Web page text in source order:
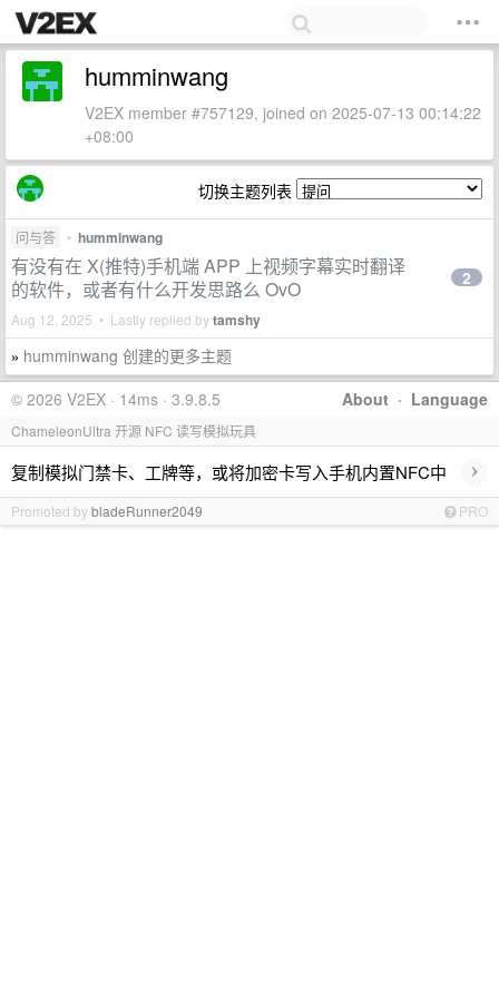
humminwang
V2EX member #757129, joined on 2025-07-13 00:14:22
+08:00
切换主题列表
问与答 • humminwang
有没有在 X(推特)手机端 APP 上视频字幕实时翻译
的软件，或者有什么开发思路么 OvO
Aug 12, 2025 • Lastly replied bytamshy
2
» humminwang 创建的更多主题
About · Language
© 2026 V2EX · 14ms · 3.9.8.5
ChameleonUltra 开源 NFC 读写模拟玩具
复制模拟门禁卡、工牌等，或将加密卡写入手机内置NFC中 ›
Promoted bybladeRunner2049 PRO